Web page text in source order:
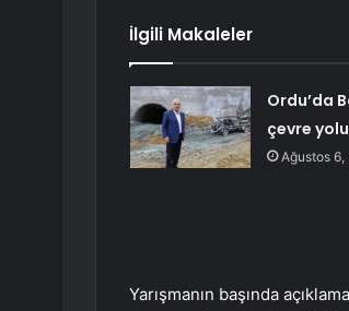
İlgili Makaleler
Ordu’da
çevre
Ağustos 6,
Yarışmanın başında